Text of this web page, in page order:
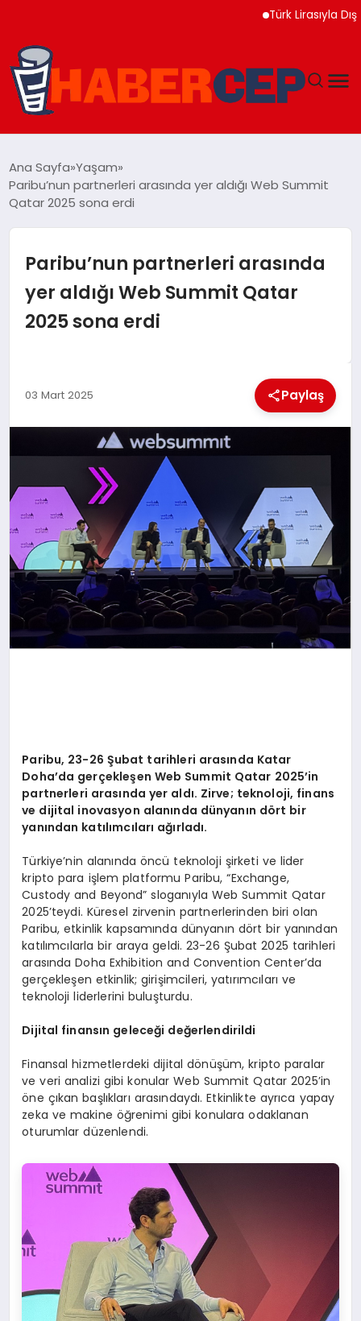
Türk Lirasıyla Dış
GÜNDEM
SOSYAL MEDYA
Ana Sayfa Yaşam
Paribu’nun partnerleri arasında yer aldığı Web Summit
Qatar 2025 sona erdi
Paribu’nun partnerleri arasında
yer aldığı Web Summit Qatar
2025 sona erdi
03 Mart 2025 Paylaş
Paribu, 23-26 Şubat tarihleri arasında Katar
Doha’da gerçekleşen Web Summit Qatar 2025’in
partnerleri arasında yer aldı. Zirve; teknoloji, finans
ve dijital inovasyon alanında dünyanın dört bir
yanından katılımcıları ağırladı.
Türkiye’nin alanında öncü teknoloji şirketi ve lider
kripto para işlem platformu Paribu, “Exchange,
Custody and Beyond” sloganıyla Web Summit Qatar
2025’teydi. Küresel zirvenin partnerlerinden biri olan
Paribu, etkinlik kapsamında dünyanın dört bir yanından
katılımcılarla bir araya geldi. 23-26 Şubat 2025 tarihleri
arasında Doha Exhibition and Convention Center’da
gerçekleşen etkinlik; girişimcileri, yatırımcıları ve
teknoloji liderlerini buluşturdu.
Dijital finansın geleceği değerlendirildi
Finansal hizmetlerdeki dijital dönüşüm, kripto paralar
ve veri analizi gibi konular Web Summit Qatar 2025’in
öne çıkan başlıkları arasındaydı. Etkinlikte ayrıca yapay
zeka ve makine öğrenimi gibi konulara odaklanan
oturumlar düzenlendi.